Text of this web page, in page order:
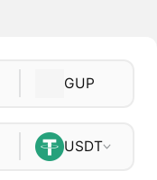
GUP
USDT